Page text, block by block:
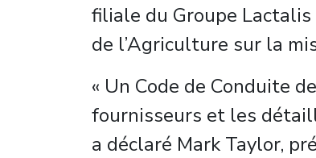
filiale du Groupe
de l’Agriculture sur la
« Un Code de Conduite
fournisseurs et les
a déclaré Mark Taylor,